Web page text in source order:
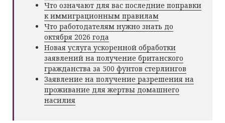
Что означают для вас последние поправки
к иммиграционным правилам
Что работодателям нужно знать до
октября 2026 года
Новая услуга ускоренной обработки
заявлений на получение британского
гражданства за 500 фунтов стерлингов
Заявление на получение разрешения на
проживание для жертвы домашнего
насилия